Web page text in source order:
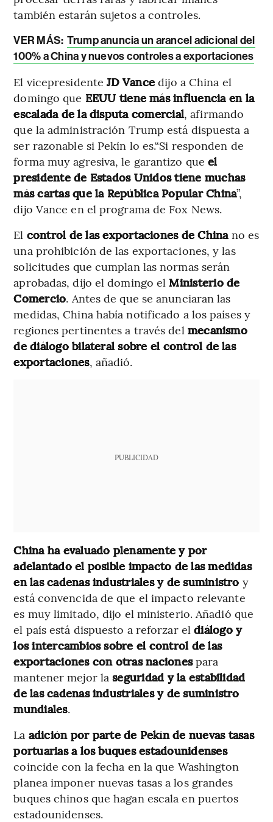
también estarán sujetos a controles.
VER MÁS: Trump anuncia un arancel adicional del
100% a China y nuevos controles a exportaciones
El vicepresidenteJD Vance dijo a China el
domingo que EEUU tiene más influencia en la
escalada de la disputa comercial, afirmando
que la administración Trump está dispuesta a
ser razonable si Pekín lo es.“Si responden de
forma muy agresiva, le garantizo queel
presidente de Estados Unidos tiene muchas
más cartas que la República Popular China”,
dijo Vance en el programa de Fox News.
El control de las exportaciones de Chinano es
una prohibición de las exportaciones, y las
solicitudes que cumplan las normas serán
aprobadas, dijo el domingo elMinisterio de
Comercio. Antes de que se anunciaran las
medidas, China había notificado a los países y
regiones pertinentes a través del mecanismo
de diálogo bilateral sobre el control de las
exportaciones, añadió.
PUBLICIDAD
China ha evaluado plenamente y por
adelantado el posible impacto de las medidas
en las cadenas industriales y de suministro y
está convencida de que el impacto relevante
es muy limitado, dijo el ministerio. Añadió que
el país está dispuesto a reforzar eldiálogo y
los intercambios sobre el control de las
exportaciones con otras nacionespara
mantener mejor laseguridad y la estabilidad
de las cadenas industriales y de suministro
mundiales.
La adición por parte de Pekín de nuevas tasas
portuarias a los buques estadounidenses
coincide con la fecha en la que Washington
planea imponer nuevas tasas a los grandes
buques chinos que hagan escala en puertos
estadounidenses.